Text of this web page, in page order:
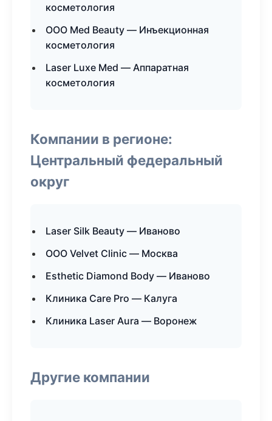
косметология
ООО Med Beauty — Инъекционная
косметология
Laser Luxe Med — Аппаратная
косметология
Компании в регионе:
Центральный федеральный
округ
Laser Silk Beauty — Иваново
ООО Velvet Clinic — Москва
Esthetic Diamond Body — Иваново
Клиника Care Pro — Калуга
Клиника Laser Aura — Воронеж
Другие компании